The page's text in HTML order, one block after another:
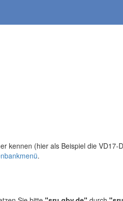
kennen (hier als Beispiel die
.